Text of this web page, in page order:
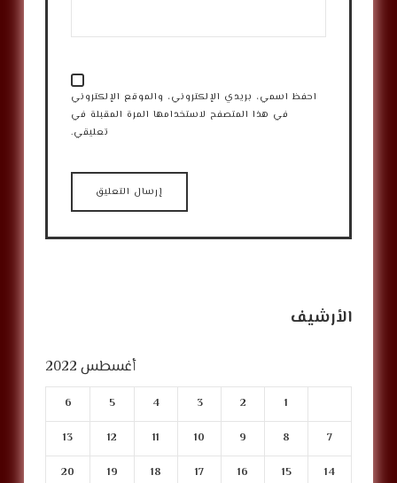
احفظ اسمي، بريدي الإلكتروني، والموقع الإلكتروني
في هذا المتصفح لاستخدامها المرة المقبلة في
تعليقي.
الأرشيف
أغسطس 2022
1
2
3
4
5
6
7
8
9
10
11
12
13
14
15
16
17
18
19
20